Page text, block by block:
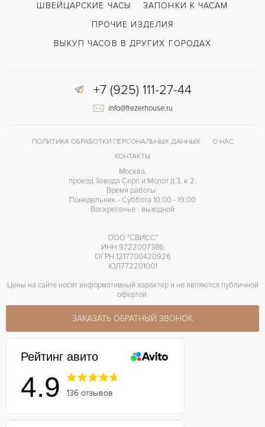
Застежка с помощью шипа
ШВЕЙЦАРСКИЕ ЧАСЫ
ЗАПОНКИ К ЧАСАМ
ПРОЧИЕ ИЗДЕЛИЯ
ВЫКУП ЧАСОВ В ДРУГИХ ГОРОДАХ
+7 (925) 111-27-44
info@frezerhouse.ru
ПОЛИТИКА ОБРАБОТКИ ПЕРСОНАЛЬНЫХ ДАННЫХ
О НАС
КОНТАКТЫ
Москва,
проезд Завода Серп и Молот д 3, к 2,
Время работы:
Понедельник - Суббота 10:00 - 19:00
Воскресенье - выходной
ООО "СВИСС"
ИНН 9722007386
ОГРН 1217700420926
ЮЛ772201001
Цены на сайте носят информативный характер и не являются публичной
офертой.
ЗАКАЗАТЬ ОБРАТНЫЙ ЗВОНОК
Рейтинг авито
4.9 136 отзывов